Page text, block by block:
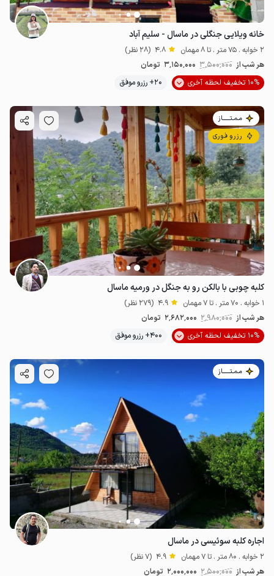
خانه ویلایی جنگلی در ماسال - سلیم آباد
2 خوابه . 75 متر . تا 8 مهمان 4.8 (28 نظر)
هر شب از 3٬500٬000 3٬150٬000 تومان
10% تخفیف لحظه آخری
20+ رزرو موفق
مـمـتــــــاز
رزرو فوری
کلبه چوبی با بالکن رو به جنگل در ورمیه ماسال
1 خوابه . 70 متر . تا 7 مهمان 4.9 (279 نظر)
هر شب از 2٬980٬000 2٬682٬000 تومان
10% تخفیف لحظه آخری
400+ رزرو موفق
مـمـتــــــاز
اجاره کلبه سوئیسی در ماسال
2 خوابه . 80 متر . تا 7 مهمان 4.9 (7 نظر)
هر شب از 2٬500٬000 2٬000٬000 تومان